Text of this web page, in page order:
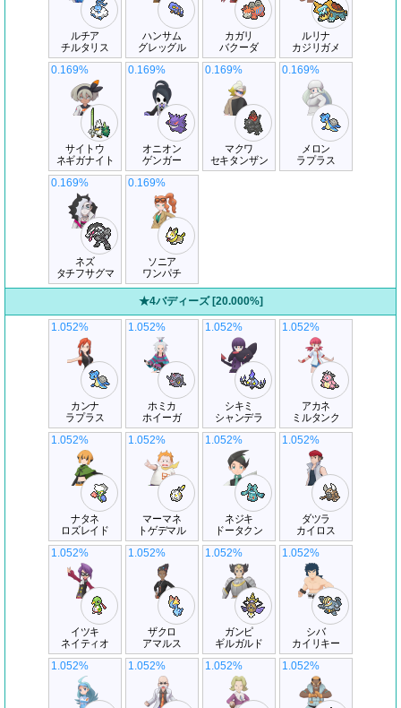
ルチア
チルタリス
ハンサム
グレッグル
カガリ
バクーダ
ルリナ
カジリガメ
サイトウ
ネギガナイト
0.169%
オニオン
ゲンガー
0.169%
マクワ
セキタンザン
0.169%
メロン
ラプラス
0.169%
ネズ
タチフサグマ
0.169%
ソニア
ワンパチ
0.169%
★4バディーズ [20.000%]
カンナ
ラプラス
1.052%
ホミカ
ホイーガ
1.052%
シキミ
シャンデラ
1.052%
アカネ
ミルタンク
1.052%
ナタネ
ロズレイド
1.052%
マーマネ
トゲデマル
1.052%
ネジキ
ドータクン
1.052%
ダツラ
カイロス
1.052%
イツキ
ネイティオ
1.052%
ザクロ
アマルス
1.052%
ガンピ
ギルガルド
1.052%
シバ
カイリキー
1.052%
1.052% 1.052% 1.052% 1.052%